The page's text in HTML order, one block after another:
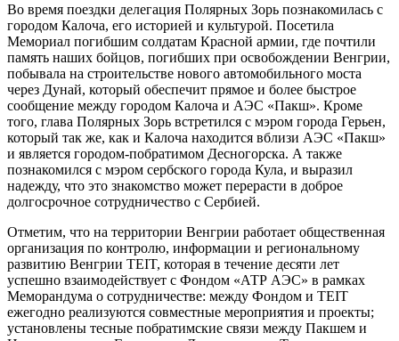
Во время поездки делегация Полярных Зорь познакомилась с
городом Калоча, его историей и культурой. Посетила
Мемориал погибшим солдатам Красной армии, где почтили
память наших бойцов, погибших при освобождении Венгрии,
побывала на строительстве нового автомобильного моста
через Дунай, который обеспечит прямое и более быстрое
сообщение между городом Калоча и АЭС «Пакш». Кроме
того, глава Полярных Зорь встретился с мэром города Герьен,
который так же, как и Калоча находится вблизи АЭС «Пакш»
и является городом-побратимом Десногорска. А также
познакомился с мэром сербского города Кула, и выразил
надежду, что это знакомство может перерасти в доброе
долгосрочное сотрудничество с Сербией.
Отметим, что на территории Венгрии работает общественная
организация по контролю, информации и региональному
развитию Венгрии TEIT, которая в течение десяти лет
успешно взаимодействует с Фондом «АТР АЭС» в рамках
Меморандума о сотрудничестве: между Фондом и TEIT
ежегодно реализуются совместные мероприятия и проекты;
установлены тесные побратимские связи между Пакшем и